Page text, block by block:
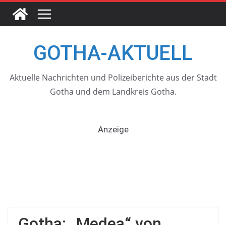
GOTHA-AKTUELL
Aktuelle Nachrichten und Polizeiberichte aus der Stadt
Gotha und dem Landkreis Gotha.
Anzeige